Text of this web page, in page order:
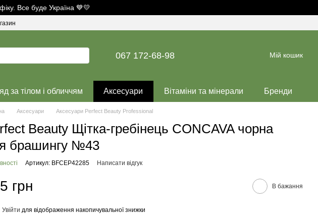
Все буде Україна 💙💛
067 172-68-98 Мій кошик
за тілом і обличчям Аксесуари Вітаміни та мінерали Бренди
Аксесуари Аксесуари Perfect Beauty Professional
Beauty Щітка-гребінець CONCAVA чорна
брашингу №43
Артикул: BFCEP42285 Написати відгук
грн В бажання
Увійти для відображення накопичувальної знижки